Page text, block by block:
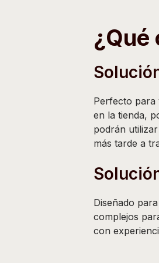
¿Qué
Perfecto para
en la tienda,
podrán
más tarde a
Diseñado
complejos
con